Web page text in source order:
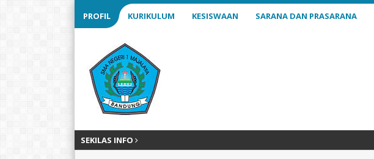
PROFIL KURIKULUM KESISWAAN SARANA DAN PRASARANA
SEKILAS INFO